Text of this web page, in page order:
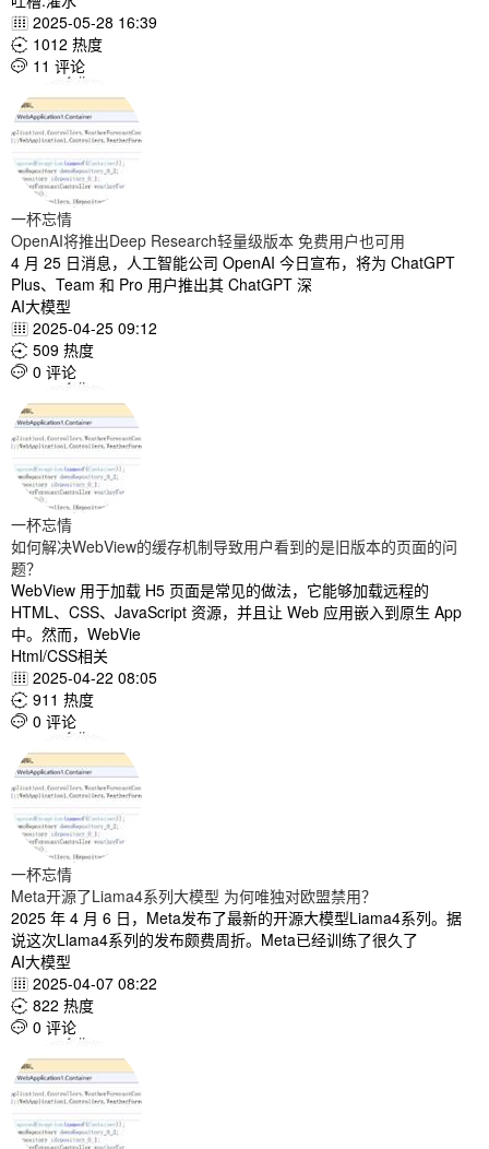
 2025-05-28 16:39
 1012 热度
 11 评论
一杯忘情
OpenAI将推出Deep Research轻量级版本 免费用户也可用
4 月 25 日消息，人工智能公司 OpenAI 今日宣布，将为 ChatGPT
Plus、Team 和 Pro 用户推出其 ChatGPT 深
AI大模型
 2025-04-25 09:12
 509 热度
 0 评论
一杯忘情
如何解决WebView的缓存机制导致用户看到的是旧版本的页面的问
题？
WebView 用于加载 H5 页面是常见的做法，它能够加载远程的
HTML、CSS、JavaScript 资源，并且让 Web 应用嵌入到原生 App
中。然而，WebVie
Html/CSS相关
 2025-04-22 08:05
 911 热度
 0 评论
一杯忘情
Meta开源了Liama4系列大模型 为何唯独对欧盟禁用？
2025 年 4 月 6 日，Meta发布了最新的开源大模型Liama4系列。据
说这次Llama4系列的发布颇费周折。Meta已经训练了很久了
AI大模型
 2025-04-07 08:22
 822 热度
 0 评论